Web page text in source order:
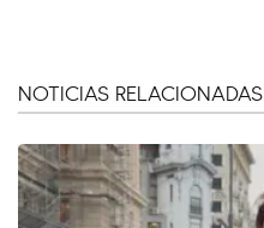
NOTICIAS RELACIONADAS